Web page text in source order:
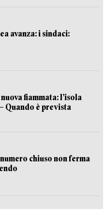
avanza: i sindaci:
fiammata: l’isola
Quando è prevista
chiuso non ferma